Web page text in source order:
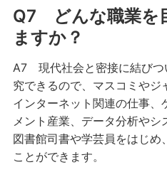
Q7 どんな職業を
ますか？
A7 現代社会と密接に結びつ
究できるので、マスコミやジ
インターネット関連の仕事、
メント産業、データ分析やシ
図書館司書や学芸員をはじめ
ことができます。